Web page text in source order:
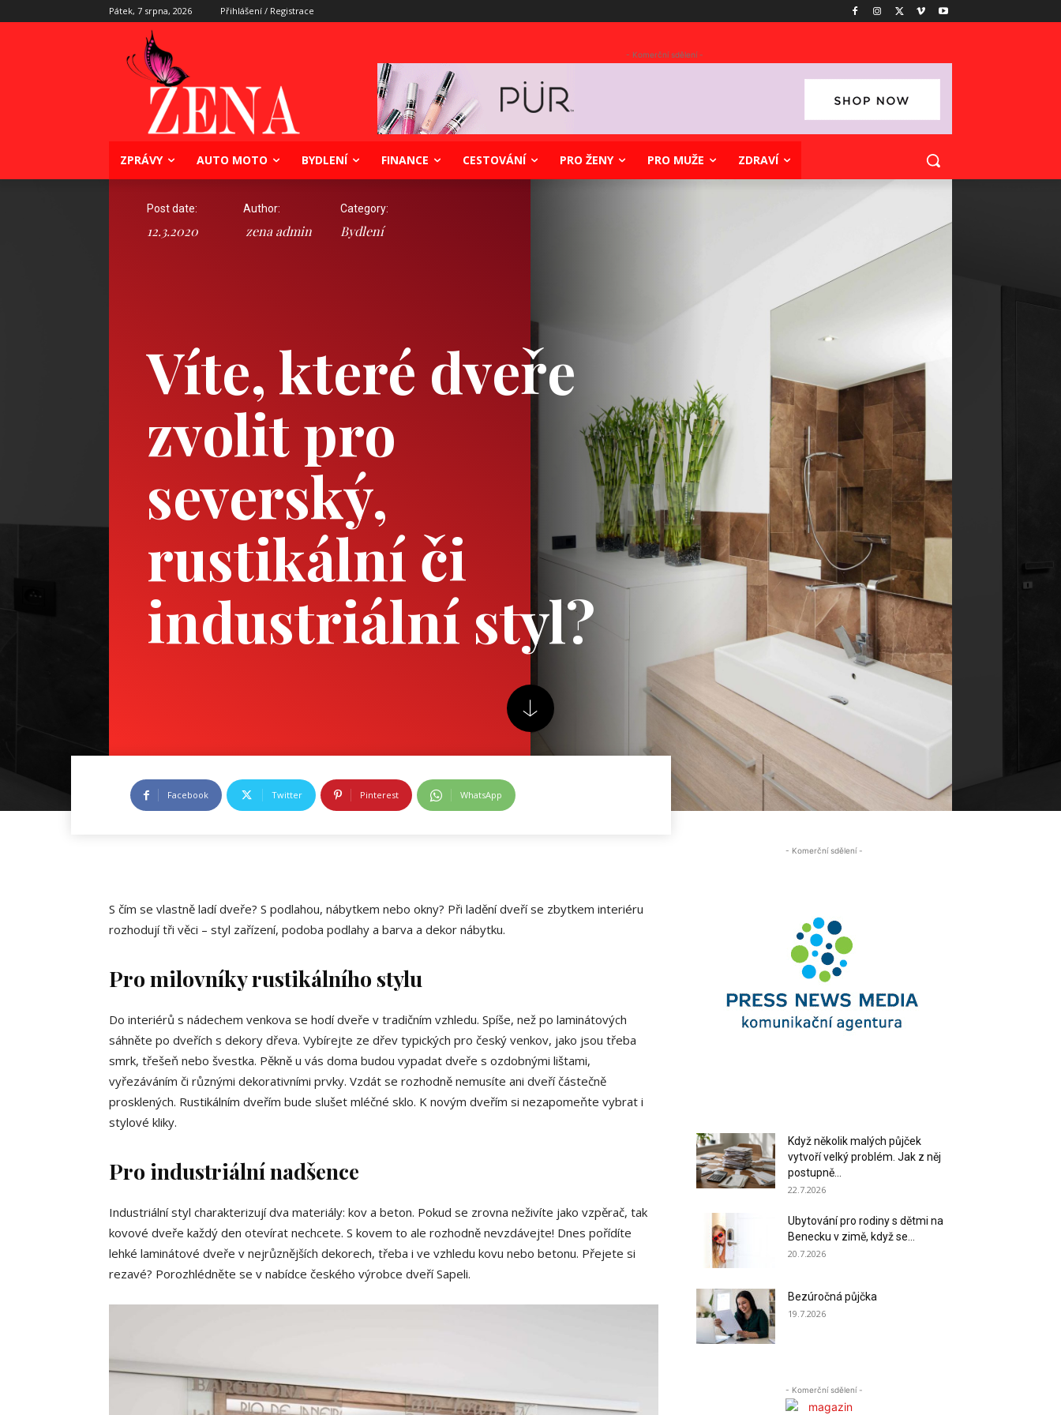
Pátek, 7 srpna, 2026 Přihlášení / Registrace
- Komerční sdělení -
ZPRÁVY AUTO MOTO BYDLENÍ FINANCE CESTOVÁNÍ PRO ŽENY PRO MUŽE ZDRAVÍ
Víte, které dveře
zvolit pro
severský,
rustikální či
industriální styl?
Post date:
12.3.2020
Author:
zena admin
Category:
Bydlení
Facebook Twitter Pinterest WhatsApp
S čím se vlastně ladí dveře? S podlahou, nábytkem nebo okny? Při ladění dveří se zbytkem interiéru
rozhodují tři věci – styl zařízení, podoba podlahy a barva a dekor nábytku.
Pro milovníky rustikálního stylu
Do interiérů s nádechem venkova se hodí dveře v tradičním vzhledu. Spíše, než po laminátových
sáhněte po dveřích s dekory dřeva. Vybírejte ze dřev typických pro český venkov, jako jsou třeba
smrk, třešeň nebo švestka. Pěkně u vás doma budou vypadat dveře s ozdobnými lištami,
vyřezáváním či různými dekorativními prvky. Vzdát se rozhodně nemusíte ani dveří částečně
prosklených. Rustikálním dveřím bude slušet mléčné sklo. K novým dveřím si nezapomeňte vybrat i
stylové kliky.
Pro industriální nadšence
Industriální styl charakterizují dva materiály: kov a beton. Pokud se zrovna neživíte jako vzpěrač, tak
kovové dveře každý den otevírat nechcete. S kovem to ale rozhodně nevzdávejte! Dnes pořídíte
lehké laminátové dveře v nejrůznějších dekorech, třeba i ve vzhledu kovu nebo betonu. Přejete si
rezavé? Porozhlédněte se v nabídce českého výrobce dveří Sapeli.
- Komerční sdělení -
Když několik malých půjček
vytvoří velký problém. Jak z něj
postupně...
22.7.2026
Ubytování pro rodiny s dětmi na
Benecku v zimě, když se...
20.7.2026
Bezúročná půjčka
19.7.2026
- Komerční sdělení -